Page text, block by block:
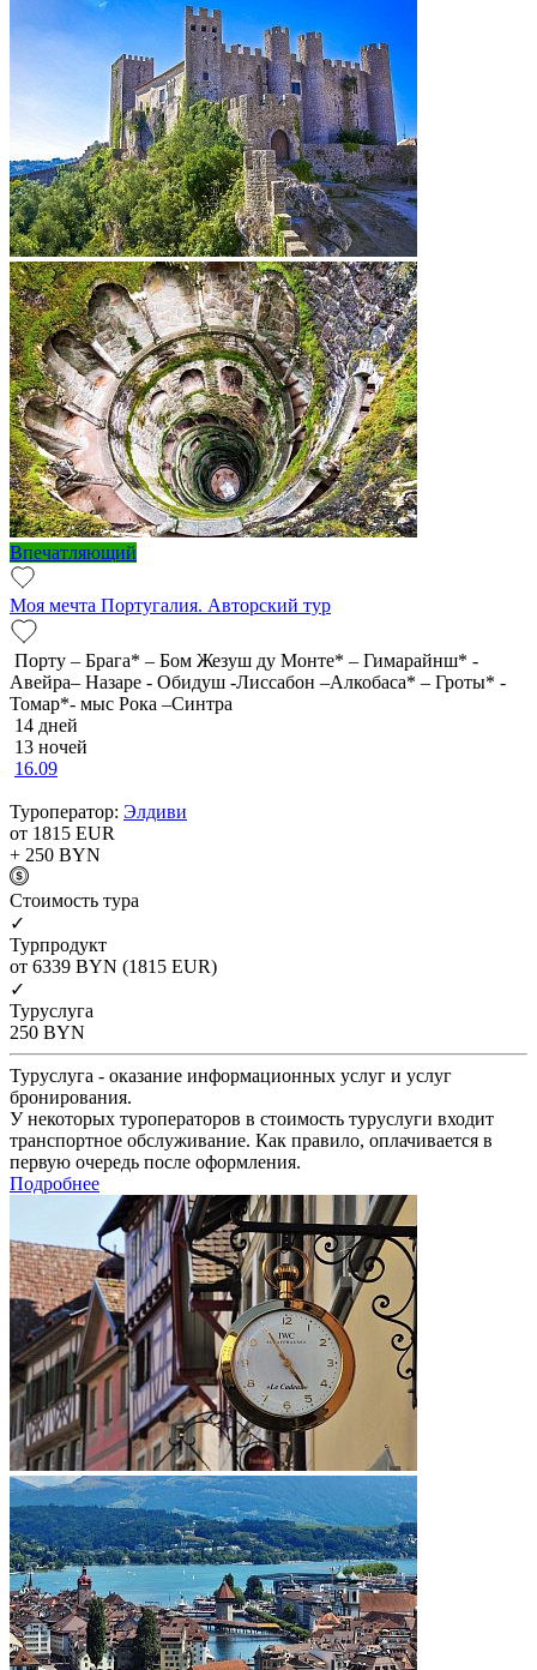
Впечатляющий
Моя мечта Португалия. Авторский тур
Порту – Брага* – Бом Жезуш ду Монте* – Гимарайнш* -
Авейра– Назаре - Обидуш -Лиссабон –Алкобаса* – Гроты* -
Томар*- мыс Рока –Синтра
14 дней
13 ночей
16.09
Туроператор: Элдиви
от 1815 EUR
+ 250 BYN
Cтоимость тура
✓
Турпродукт
от 6339 BYN (1815 EUR)
✓
Туруслуга
250 BYN
Туруслуга - оказание информационных услуг и услуг
бронирования.
У некоторых туроператоров в стоимость туруслуги входит
транспортное обслуживание. Как правило, оплачивается в
первую очередь после оформления.
Подробнее